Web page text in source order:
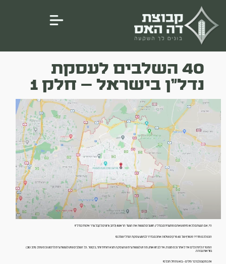
40 השלבים לעסקת
נדל"ן בישראל – חלק 1
היי, אם הגעתם לכאן סימן שאתם מתעניינים בנדל"ן, חושבים לעשות את הצעד הראשון (לרוב) ורוצים לקבל ערך איכותי בנדל"ן!
הכנו לכם מדריך מטורף של 40 פרקים שילווה אתכם בדרך לביצוע עסקת הנדל"ן שלכם!
המטרה לתת כלים איך לאתר נכס מנצח, איך לבחון אותו, מה יש לעשות ע"מ שהעסקה תצא רווחית יותר, בקיצור.. כל השלבים שיש לעשות ע"מ לרכוש נכס שיניב (ויניב טוב)
בוודאות גבוהה.
אז במקום לברבר מילים – בוא נתחיל תכלס!